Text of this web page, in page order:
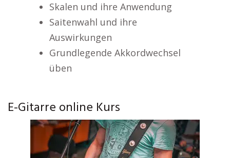
Skalen und ihre Anwendung
Saitenwahl und ihre
Auswirkungen
Grundlegende Akkordwechsel
üben
E-Gitarre online Kurs